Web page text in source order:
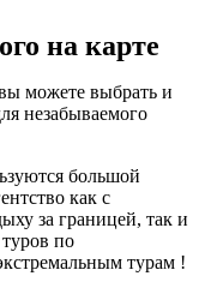
на карте
можете выбрать и
незабываемого
большой
как с
за границей, так и
по
турам !